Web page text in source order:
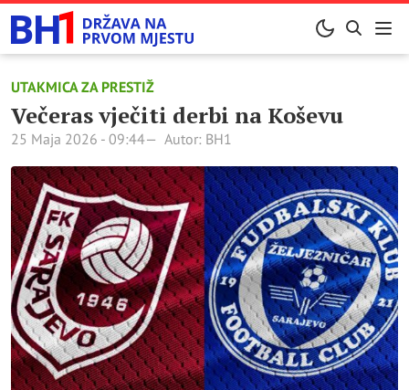
UTAKMICA ZA PRESTIŽ
Večeras vječiti derbi na Koševu
25 Maja 2026 - 09:44 Autor: BH1